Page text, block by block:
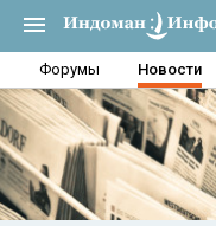
Форумы Новости